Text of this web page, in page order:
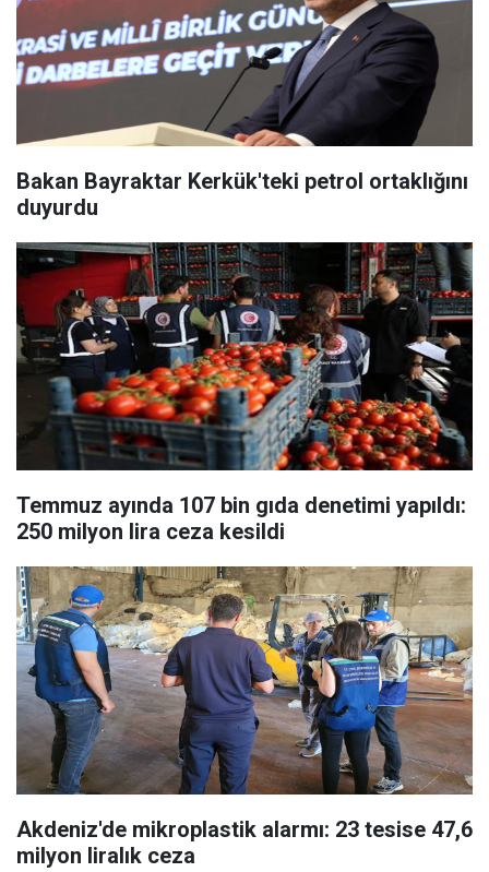
Bakan Bayraktar Kerkük'teki petrol ortaklığını
duyurdu
Temmuz ayında 107 bin gıda denetimi yapıldı:
250 milyon lira ceza kesildi
Akdeniz'de mikroplastik alarmı: 23 tesise 47,6
milyon liralık ceza